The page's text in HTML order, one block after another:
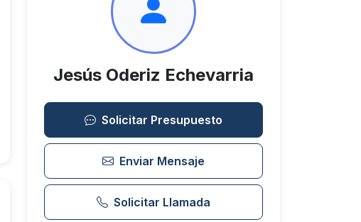
Jesús Oderiz Echevarria
Solicitar Presupuesto
Enviar Mensaje
Solicitar Llamada